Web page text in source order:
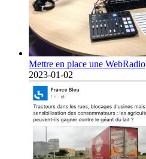
Mettre en place une WebRadio
2023-01-02